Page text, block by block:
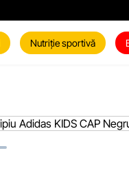
Nutriție sportivă